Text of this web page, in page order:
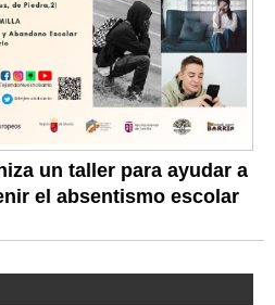
un taller para ayudar a
el absentismo escolar